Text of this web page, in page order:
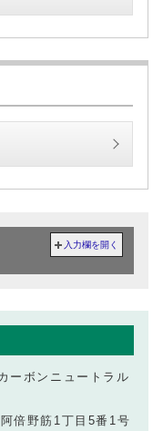
入力欄を開く
ーボンニュートラル
倍野筋1丁目5番1号